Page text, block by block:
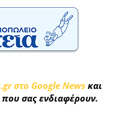
στο Google News και
σας ενδιαφέρουν.